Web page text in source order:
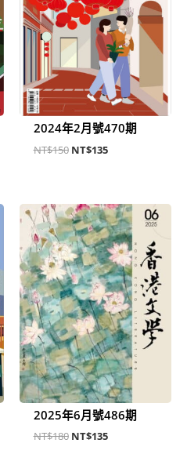
2024年2月號470期
NT$150 NT$135
2025年6月號486期
NT$180
原
始
價
格：
NT$180。
NT$135
目
前
價
格：
NT$135。